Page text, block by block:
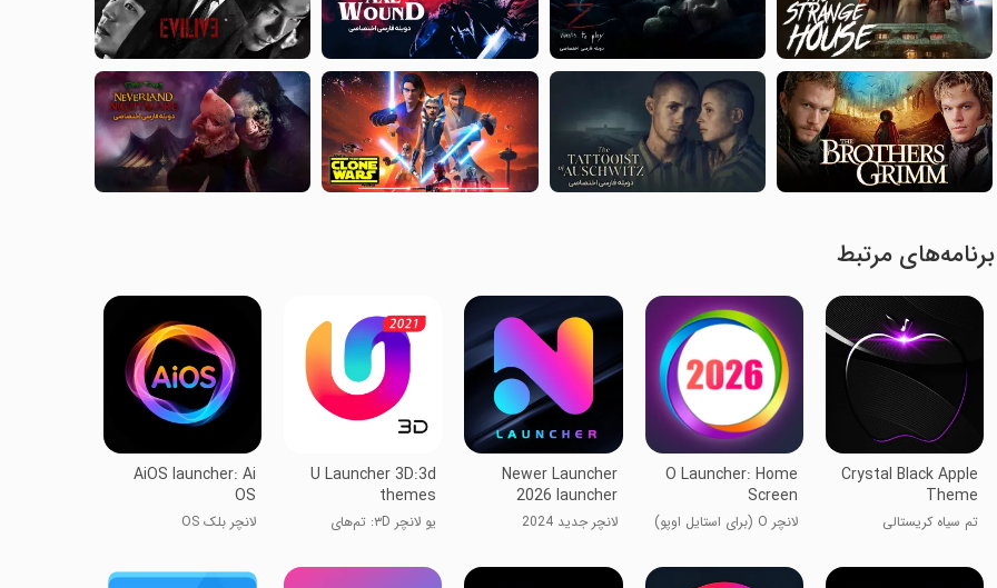
برنامه‌های مرتبط
Crystal Black Apple
Theme
تم سیاه کریستالی
O Launcher: Home
Screen
لانچر O (برای استایل اوپو)
Newer Launcher
2026 launcher
لانچر جدید 2024
U Launcher 3D:3d
themes
یو لانچر ۳D: تم‌های
AiOS launcher: Ai
OS
لانچر بلک OS